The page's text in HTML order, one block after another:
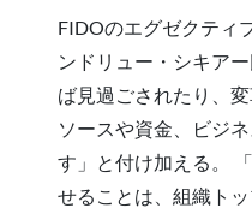
FIDOのエグゼクティ
ンドリュー・シキア
ば見過ごされたり、
ソースや資金、ビジ
す」と付け加える。
せることは、組織ト